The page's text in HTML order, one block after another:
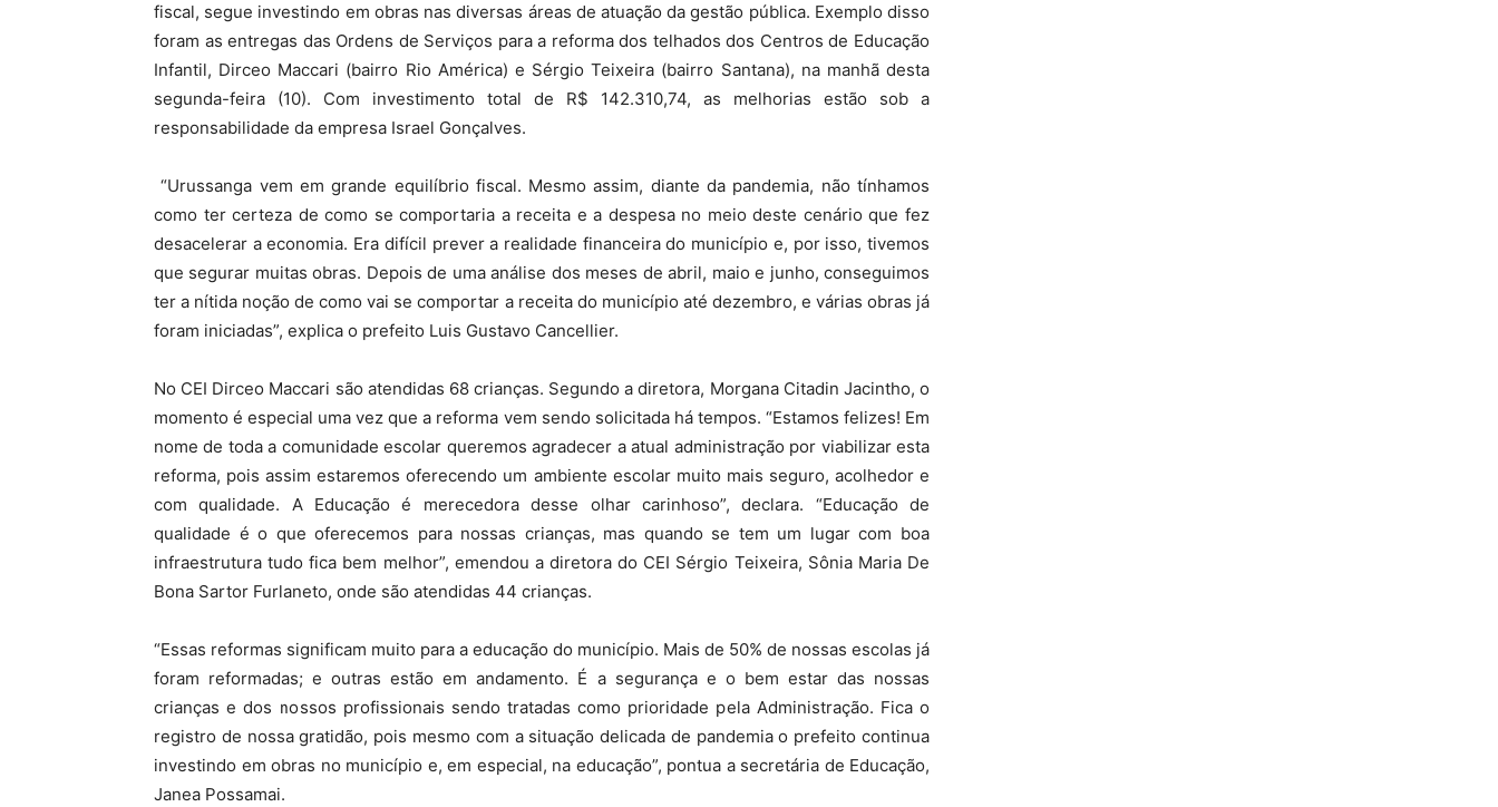
fiscal, segue investindo em obras nas diversas áreas de atuação da gestão pública. Exemplo disso
foram as entregas das Ordens de Serviços para a reforma dos telhados dos Centros de Educação
Infantil, Dirceo Maccari (bairro Rio América) e Sérgio Teixeira (bairro Santana), na manhã desta
segunda-feira (10). Com investimento total de R$ 142.310,74, as melhorias estão sob a
responsabilidade da empresa Israel Gonçalves.
“Urussanga vem em grande equilíbrio fiscal. Mesmo assim, diante da pandemia, não tínhamos
como ter certeza de como se comportaria a receita e a despesa no meio deste cenário que fez
desacelerar a economia. Era difícil prever a realidade financeira do município e, por isso, tivemos
que segurar muitas obras. Depois de uma análise dos meses de abril, maio e junho, conseguimos
ter a nítida noção de como vai se comportar a receita do município até dezembro, e várias obras já
foram iniciadas”, explica o prefeito Luis Gustavo Cancellier.
No CEI Dirceo Maccari são atendidas 68 crianças. Segundo a diretora, Morgana Citadin Jacintho, o
momento é especial uma vez que a reforma vem sendo solicitada há tempos. “Estamos felizes! Em
nome de toda a comunidade escolar queremos agradecer a atual administração por viabilizar esta
reforma, pois assim estaremos oferecendo um ambiente escolar muito mais seguro, acolhedor e
com qualidade. A Educação é merecedora desse olhar carinhoso”, declara. “Educação de
qualidade é o que oferecemos para nossas crianças, mas quando se tem um lugar com boa
infraestrutura tudo fica bem melhor”, emendou a diretora do CEI Sérgio Teixeira, Sônia Maria De
Bona Sartor Furlaneto, onde são atendidas 44 crianças.
“Essas reformas significam muito para a educação do município. Mais de 50% de nossas escolas já
foram reformadas; e outras estão em andamento. É a segurança e o bem estar das nossas
crianças e dos nossos profissionais sendo tratadas como prioridade pela Administração. Fica o
registro de nossa gratidão, pois mesmo com a situação delicada de pandemia o prefeito continua
investindo em obras no município e, em especial, na educação”, pontua a secretária de Educação,
Janea Possamai.